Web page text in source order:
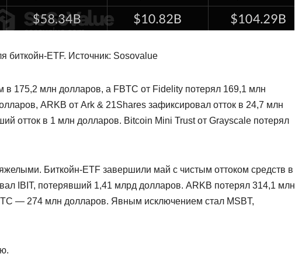
биткойн-ETF. Источник: Sosovalue
в 175,2 млн долларов, а FBTC от Fidelity потерял 169,1 млн
ARKB от Ark & 21Shares зафиксировал отток в 24,7 млн
отток в 1 млн долларов. Bitcoin Mini Trust от Grayscale потерял
Биткойн-ETF завершили май с чистым оттоком средств в
IBIT, потерявший 1,41 млрд долларов. ARKB потерял 314,1 млн
— 274 млн долларов. Явным исключением стал MSBT,